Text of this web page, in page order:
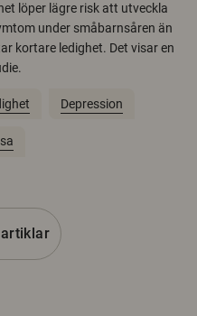
löper lägre risk att utveckla
under småbarnsåren än
kortare ledighet. Det visar en
Depression